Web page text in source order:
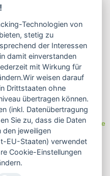
– Sicher einkaufen":
unserem Blog oder Folgen Sie
Technologien von
stetig zu
der Interessen
damit einverstanden
mit Wirkung für
weisen darauf
Drittstaaten ohne
übertragen können.
(inkl. Datenübertragung
Sie zu, dass die Daten
jeweiligen
EU-Staaten) verwendet
Cookie-Einstellungen